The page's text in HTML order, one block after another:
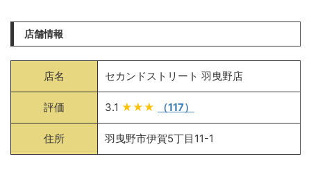
店舗情報
店名 セカンドストリート 羽曳野店
評価 3.1 ★★★ （117）
住所 羽曳野市伊賀5丁目11-1